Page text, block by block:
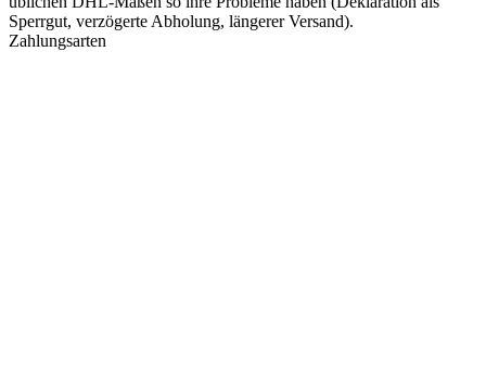
Sperrgut, verzögerte Abholung, längerer Versand).
Zahlungsarten